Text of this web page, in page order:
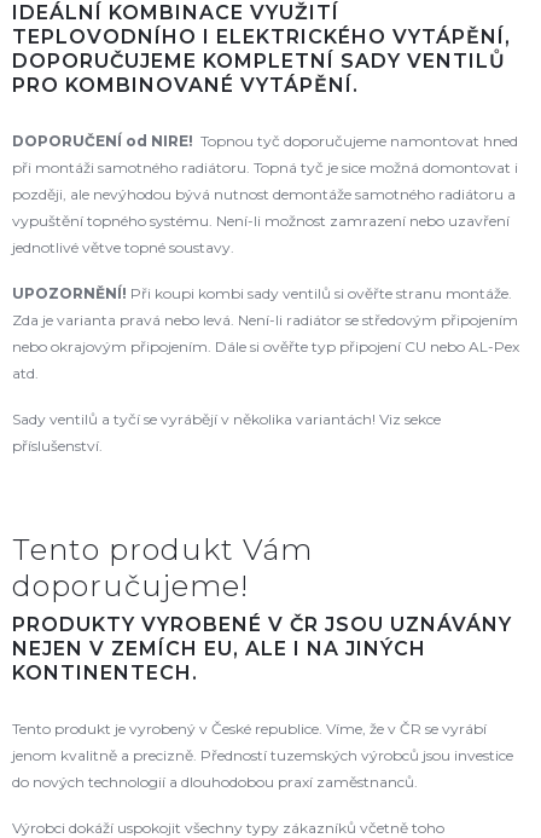
IDEÁLNÍ KOMBINACE VYUŽITÍ
TEPLOVODNÍHO I ELEKTRICKÉHO VYTÁPĚNÍ,
DOPORUČUJEME KOMPLETNÍ SADY VENTILŮ
PRO KOMBINOVANÉ VYTÁPĚNÍ.
DOPORUČENÍ od NIRE! Topnou tyč doporučujeme namontovat hned
při montáži samotného radiátoru. Topná tyč je sice možná domontovat i
později, ale nevýhodou bývá nutnost demontáže samotného radiátoru a
vypuštění topného systému. Není-li možnost zamrazení nebo uzavření
jednotlivé větve topné soustavy.
UPOZORNĚNÍ! Při koupi kombi sady ventilů si ověřte stranu montáže.
Zda je varianta pravá nebo levá. Není-li radiátor se středovým připojením
nebo okrajovým připojením. Dále si ověřte typ připojení CU nebo AL-Pex
atd.
Sady ventilů a tyčí se vyrábějí v několika variantách! Viz sekce
příslušenství.
Tento produkt Vám
doporučujeme!
PRODUKTY VYROBENÉ V ČR JSOU UZNÁVÁNY
NEJEN V ZEMÍCH EU, ALE I NA JINÝCH
KONTINENTECH.
Tento produkt je vyrobený v České republice. Víme, že v ČR se vyrábí
jenom kvalitně a precizně. Předností tuzemských výrobců jsou investice
do nových technologií a dlouhodobou praxí zaměstnanců.
Výrobci dokáží uspokojit všechny typy zákazníků včetně toho